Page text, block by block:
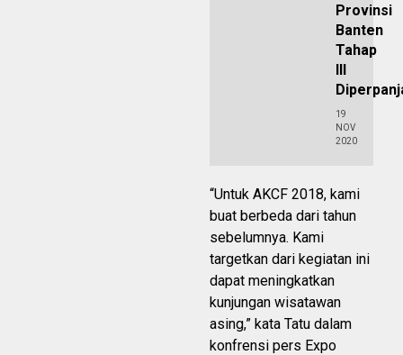
Provinsi
Banten
Tahap
III
19
NOV
2020
“Untuk AKCF 2018, kami
buat berbeda dari tahun
sebelumnya. Kami
targetkan dari kegiatan ini
dapat meningkatkan
kunjungan wisatawan
asing,” kata Tatu dalam
konfrensi pers Expo